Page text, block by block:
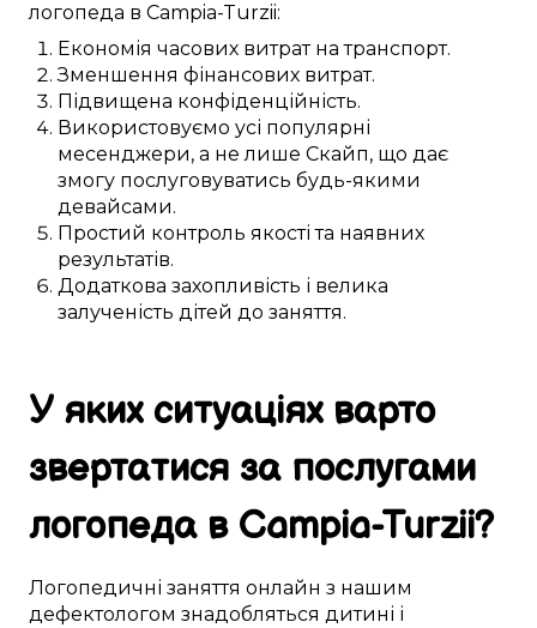
логопеда в Campia-Turzii:
Економія часових витратнатранспорт.
Зменшення фінансових витрат.
Підвищена конфіденційність.
Використовуємо усі популярні
месенджери, а не лише Скайп, що дає
змогу послуговуватись будь-якими
девайсами.
Простий контроль якості та наявних
результатів.
Додаткова захопливість і велика
залученість дітей до заняття.
У яких ситуаціях варто
звертатися за послугами
логопеда в Campia-Turzii?
Логопедичні заняття онлайн з нашим
дефектологом знадобляться дитині і